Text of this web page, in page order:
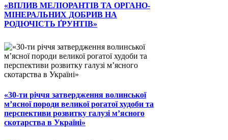
«ВПЛИВ МЕЛІОРАНТІВ ТА ОРГАНО-
МІНЕРАЛЬНИХ ДОБРИВ НА
РОДЮЧІСТЬ ҐРУНТІВ»
«30-ти річчя затвердження волинської
м’ясної породи великої рогатої худоби та
перспективи розвитку галузі м’ясного
скотарства в Україні»